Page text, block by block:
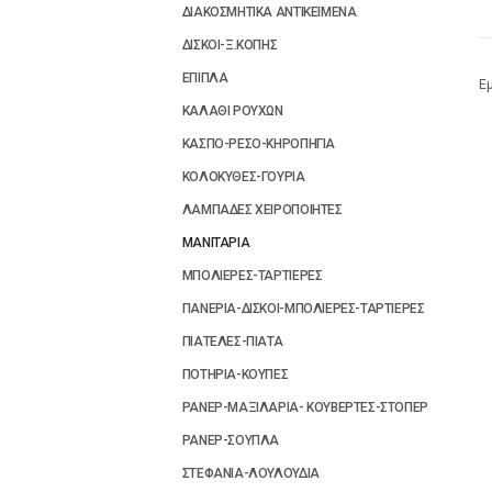
ΔΙΑΚΟΣΜΗΤΙΚΑ ΑΝΤΙΚΕΙΜΕΝΑ
ΔΙΣΚΟΙ-Ξ.ΚΟΠΗΣ
ΕΠΙΠΛΑ
ΚΑΛΑΘΙ ΡΟΥΧΩΝ
ΚΑΣΠΟ-ΡΕΣΟ-ΚΗΡΟΠΗΓΙΑ
ΚΟΛΟΚΥΘΕΣ-ΓΟΥΡΙΑ
ΛΑΜΠΑΔΕΣ ΧΕΙΡΟΠΟΙΗΤΕΣ
ΜΑΝΙΤΑΡΙΑ
ΜΠΟΛΙΕΡΕΣ-ΤΑΡΤΙΕΡΕΣ
ΠΑΝΕΡΙΑ-ΔΙΣΚΟΙ-ΜΠΟΛΙΕΡΕΣ-ΤΑΡΤΙΕΡΕΣ
ΠΙΑΤΕΛΕΣ-ΠΙΑΤΑ
ΠΟΤΗΡΙΑ-ΚΟΥΠΕΣ
ΡΑΝΕΡ-ΜΑΞΙΛΑΡΙΑ- ΚΟΥΒΕΡΤΕΣ-ΣΤΟΠΕΡ
ΡΑΝΕΡ-ΣΟΥΠΛΑ
ΣΤΕΦΑΝΙΑ-ΛΟΥΛΟΥΔΙΑ